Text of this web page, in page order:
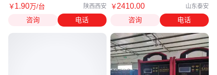
￥1.90万/台 陕西西安
咨询 电话
￥2410.00 山东泰安
咨询 电话